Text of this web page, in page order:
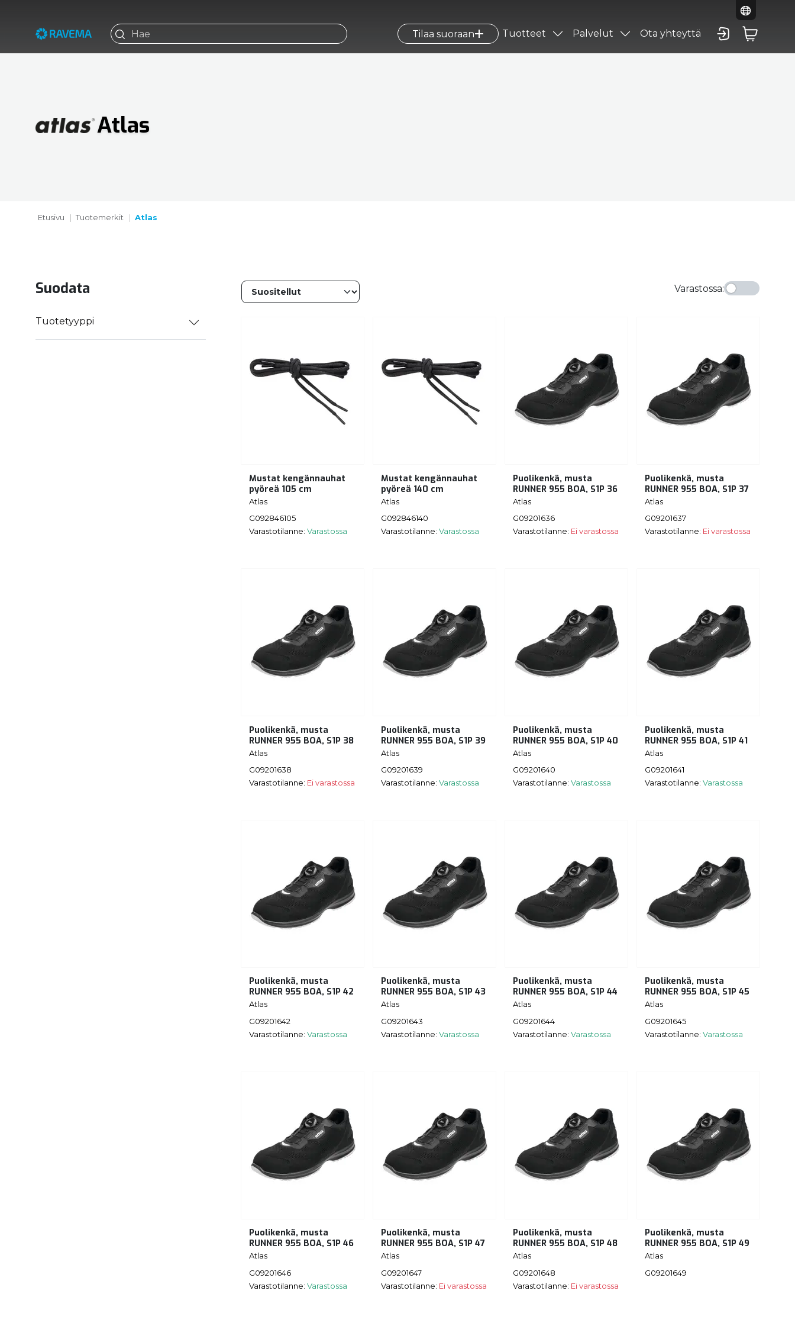
Tilaa suoraan Tuotteet Palvelut Ota yhteyttä
Etusivu Tuotemerkit Atlas
Atlas
Suodata
Tuotetyyppi
Varastossa:
Mustat kengännauhat
pyöreä 105 cm
Atlas
G092846105
Varastotilanne: Varastossa
Mustat kengännauhat
pyöreä 140 cm
Atlas
G092846140
Varastotilanne: Varastossa
Puolikenkä, musta
RUNNER 955 BOA, S1P 36
Atlas
G09201636
Varastotilanne: Ei varastossa
Puolikenkä, musta
RUNNER 955 BOA, S1P 37
Atlas
G09201637
Varastotilanne: Ei varastossa
Puolikenkä, musta
RUNNER 955 BOA, S1P 38
Atlas
G09201638
Varastotilanne: Ei varastossa
Puolikenkä, musta
RUNNER 955 BOA, S1P 39
Atlas
G09201639
Varastotilanne: Varastossa
Puolikenkä, musta
RUNNER 955 BOA, S1P 40
Atlas
G09201640
Varastotilanne: Varastossa
Puolikenkä, musta
RUNNER 955 BOA, S1P 41
Atlas
G09201641
Varastotilanne: Varastossa
Puolikenkä, musta
RUNNER 955 BOA, S1P 42
Atlas
G09201642
Varastotilanne: Varastossa
Puolikenkä, musta
RUNNER 955 BOA, S1P 43
Atlas
G09201643
Varastotilanne: Varastossa
Puolikenkä, musta
RUNNER 955 BOA, S1P 44
Atlas
G09201644
Varastotilanne: Varastossa
Puolikenkä, musta
RUNNER 955 BOA, S1P 45
Atlas
G09201645
Varastotilanne: Varastossa
Puolikenkä, musta
RUNNER 955 BOA, S1P 46
Atlas
G09201646
Varastotilanne: Varastossa
Puolikenkä, musta
RUNNER 955 BOA, S1P 47
Atlas
G09201647
Varastotilanne: Ei varastossa
Puolikenkä, musta
RUNNER 955 BOA, S1P 48
Atlas
G09201648
Varastotilanne: Ei varastossa
Puolikenkä, musta
RUNNER 955 BOA, S1P 49
Atlas
G09201649